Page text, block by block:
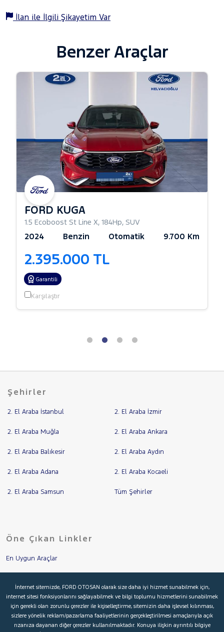
İlan ile İlgili Şikayetim Var
Benzer Araçlar
FORD KUGA
1.5 Ecoboost St Line X, 184Hp, SUV
2024 Benzin Otomatik 9.700 Km
2.395.000 TL
Garantili
Karşılaştır
Şehirler
2. El Araba İstanbul 2. El Araba İzmir
2. El Araba Muğla 2. El Araba Ankara
2. El Araba Balıkesir 2. El Araba Aydın
2. El Araba Adana 2. El Araba Kocaeli
2. El Araba Samsun Tüm Şehirler
Öne Çıkan Linkler
En Uygun Araçlar
İkinci El Garanti
Kampanyalar
İnternet sitemizde, FORD OTOSAN olarak size daha iyi hizmet sunabilmek için,
internet sitesi fonksiyonlarını sağlayabilmek ve bilgi toplumu hizmetlerini sunabilmek
için gerekli olan zorunlu çerezler ile kişiselleştirme, sitemizin daha işlevsel kılınması,
sizlere yönelik reklam/pazarlama faaliyetlerinin gerçekleştirilmesi amaçlarıyla açık
rızanıza dayanan diğer çerezler kullanılmaktadır. Konuya ilişkin ayrıntılı bilgiye